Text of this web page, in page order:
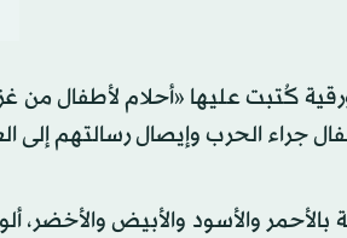
كُتبت عليها «أحلام لأطفال من
جراء الحرب وإيصال رسالتهم إلى
والأسود والأبيض والأخضر،